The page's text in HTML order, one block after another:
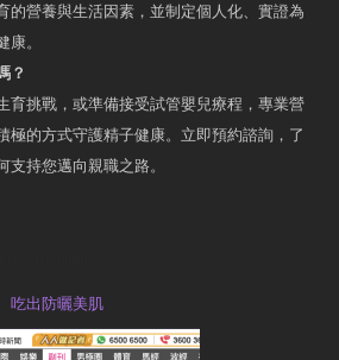
的營養與生活因素，並制定個人化、實證為
康。
？
育挑戰，或準備接受試管嬰兒療程，專業營
極的方式守護精子健康。立即預約諮詢，了
持您邁向親職之路。
吃出防曬美肌